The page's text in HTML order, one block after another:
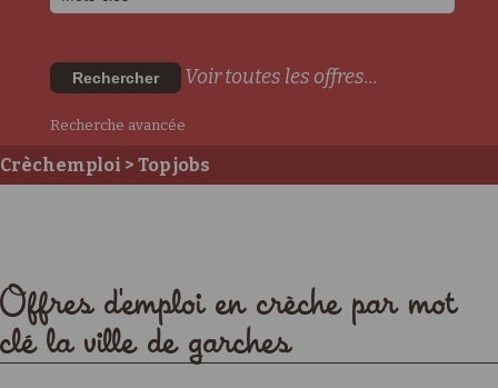
Rechercher Voir toutes les offres...
Recherche avancée
Crèchemploi > Top jobs
Offres d'emploi en crèche par mot
clé la ville de garches